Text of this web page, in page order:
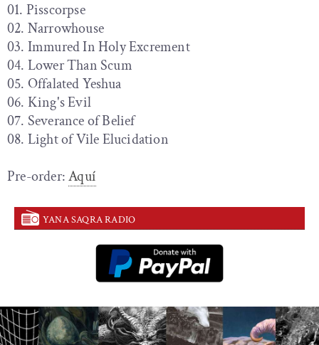
01. Pisscorpse
02. Narrowhouse
03. Immured In Holy Excrement
04. Lower Than Scum
05. Offalated Yeshua
06. King's Evil
07. Severance of Belief
08. Light of Vile Elucidation
Pre-order:Aquí
YANA SAQRA RADIO